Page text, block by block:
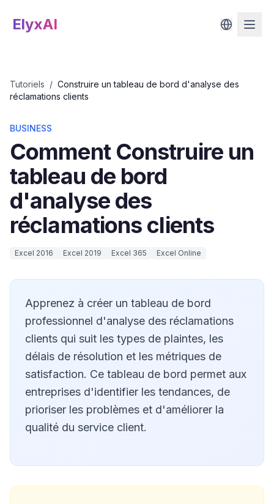
ElyxAI
Tutoriels / Construire un tableau de bord d'analyse des
réclamations clients
BUSINESS
Comment Construire un
tableau de bord
d'analyse des
réclamations clients
Excel 2016 Excel 2019 Excel 365 Excel Online
Apprenez à créer un tableau de bord
professionnel d'analyse des réclamations
clients qui suit les types de plaintes, les
délais de résolution et les métriques de
satisfaction. Ce tableau de bord permet aux
entreprises d'identifier les tendances, de
prioriser les problèmes et d'améliorer la
qualité du service client.